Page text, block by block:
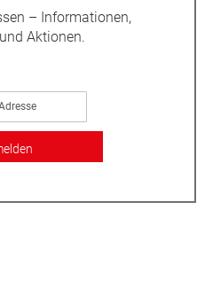
– Informationen,
Aktionen.